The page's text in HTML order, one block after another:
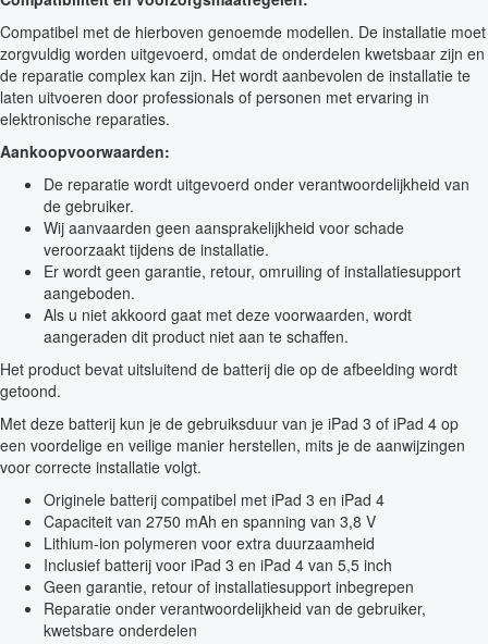
Compatibel met de hierboven genoemde modellen. De installatie moet
zorgvuldig worden uitgevoerd, omdat de onderdelen kwetsbaar zijn en
de reparatie complex kan zijn. Het wordt aanbevolen de installatie te
laten uitvoeren door professionals of personen met ervaring in
elektronische reparaties.
Aankoopvoorwaarden:
De reparatie wordt uitgevoerd onder verantwoordelijkheid van
de gebruiker.
Wij aanvaarden geen aansprakelijkheid voor schade
veroorzaakt tijdens de installatie.
Er wordt geen garantie, retour, omruiling of installatiesupport
aangeboden.
Als u niet akkoord gaat met deze voorwaarden, wordt
aangeraden dit product niet aan te schaffen.
Het product bevat uitsluitend de batterij die op de afbeelding wordt
getoond.
Met deze batterij kun je de gebruiksduur van je iPad 3 of iPad 4 op
een voordelige en veilige manier herstellen, mits je de aanwijzingen
voor correcte installatie volgt.
Originele batterij compatibel met iPad 3 en iPad 4
Capaciteit van 2750 mAh en spanning van 3,8 V
Lithium-ion polymeren voor extra duurzaamheid
Inclusief batterij voor iPad 3 en iPad 4 van 5,5 inch
Geen garantie, retour of installatiesupport inbegrepen
Reparatie onder verantwoordelijkheid van de gebruiker,
kwetsbare onderdelen